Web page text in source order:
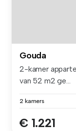
Gouda
2-kamer
van 52 m2 ge...
2 kamers
€ 1.221